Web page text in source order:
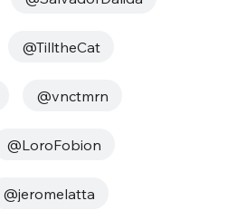
@TilltheCat
@vnctmrn
@LoroFobion
@jeromelatta